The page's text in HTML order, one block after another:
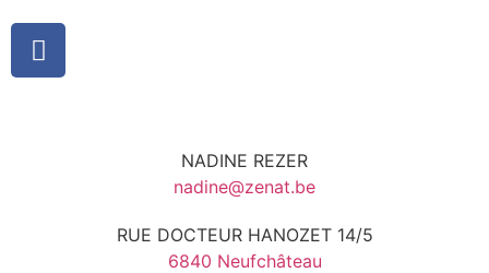
NADINE REZER
nadine@zenat.be
RUE DOCTEUR HANOZET 14/5
6840 Neufchâteau